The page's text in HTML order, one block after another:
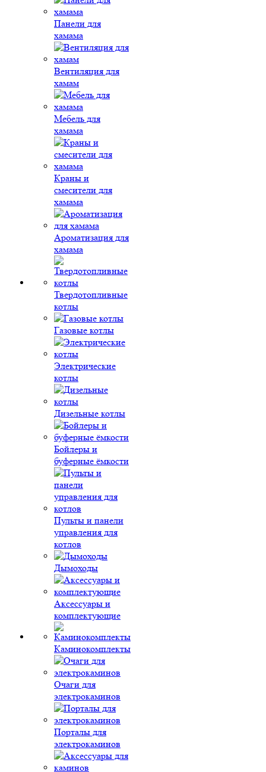
Панели для
хамама
Вентиляция для
хамам
Мебель для
хамама
Краны и
смесители для
хамама
Ароматизация для
хамама
Твердотопливные
котлы
Газовые котлы
Электрические
котлы
Дизельные котлы
Бойлеры и
буферные ёмкости
Пульты и панели
управления для
котлов
Дымоходы
Аксессуары и
комплектующие
Каминокомплекты
Очаги для
электрокаминов
Порталы для
электрокаминов